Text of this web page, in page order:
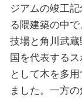
ジアムの竣工
る隈建築の中
技場と角川武蔵
国を代表する
として木を多
ました。一方